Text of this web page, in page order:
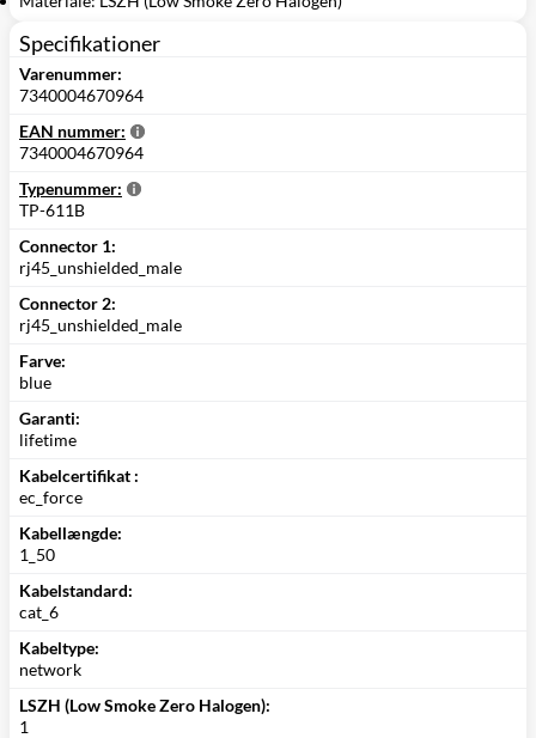
Specifikationer
Varenummer:
7340004670964
EAN nummer:
7340004670964
Typenummer:
TP-611B
Connector 1:
rj45_unshielded_male
Connector 2:
rj45_unshielded_male
Farve:
blue
Garanti:
lifetime
Kabelcertifikat :
ec_force
Kabellængde:
1_50
Kabelstandard:
cat_6
Kabeltype:
network
LSZH (Low Smoke Zero Halogen):
1